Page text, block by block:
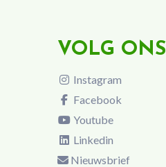
VOLG ONS
Instagram
Facebook
Youtube
Linkedin
Nieuwsbrief